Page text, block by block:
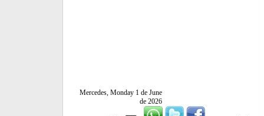
Mercedes, Monday 1 de June
de 2026